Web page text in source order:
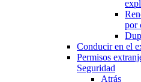
por
Conducir en el
Permisos
Seguridad
Atrás